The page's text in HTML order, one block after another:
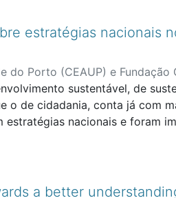
estratégias nacionais
Porto (CEAUP) e Fundação
Lia Maldonado Teles de;
sustentável, de
o de cidadania, conta já com
nacionais e foram
são definidos
por todos os países
a criação de emprego
eficazes e de
a better